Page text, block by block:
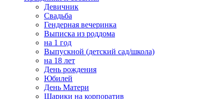
Девичник
Свадьба
Гендерная вечеринка
Выписка из роддома
на 1 год
Выпускной (детский сад/школа)
на 18 лет
День рождения
Юбилей
День Матери
Шарики на корпоратив